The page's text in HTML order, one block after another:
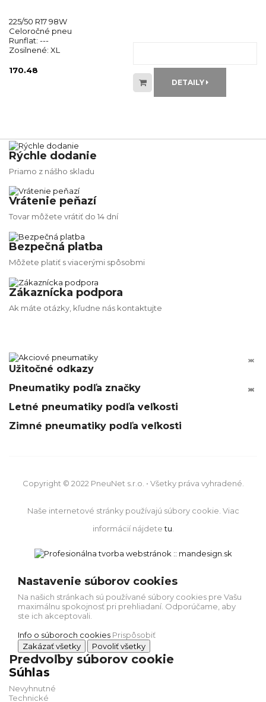
225/50 R17 98W
Celoročné pneu
Runflat: ---
Zosilnené: XL
170.48
DETAILY
Rýchle dodanie
Priamo z nášho skladu
Vrátenie peňazí
Tovar môžete vrátiť do 14 dní
Bezpečná platba
Môžete platiť s viacerými spôsobmi
Zákaznícka podpora
Ak máte otázky, kľudne nás kontaktujte
Užitočné odkazy


Pneumatiky podľa značky 

Letné pneumatiky podľa veľkosti


Zimné pneumatiky podľa veľkosti


Copyright © 2022 PneuNet s.r.o. • Všetky práva vyhradené.
Naše internetové stránky používajú súbory cookie. Viac
informácií nájdetetu
Nastavenie súborov cookies
Na našich stránkach sú používané súbory cookies pre Vašu
maximálnu spokojnosť pri prehliadaní. Odporúčame, aby
ste ich akceptovali.
Info o súboroch cookies Prispôsobiť
Zakázať všetky
Povoliť všetky
Predvoľby súborov cookie
Súhlas
Nevyhnutné
Technické